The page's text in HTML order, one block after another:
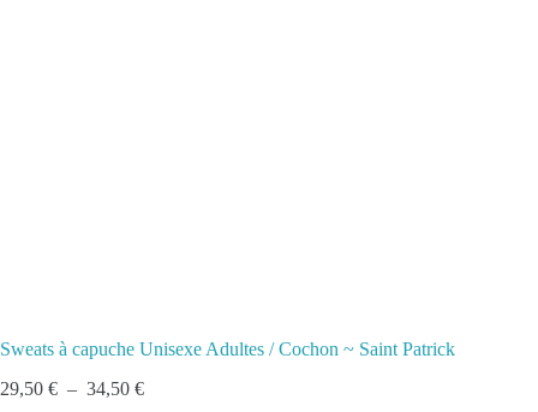
Sweats à capuche Unisexe Adultes / Cochon ~ Saint Patrick
29,50 € – 34,50 €Plage